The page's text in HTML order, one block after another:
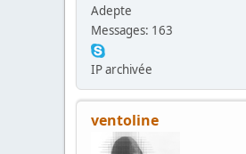
Adepte
Messages: 163
IP archivée
ventoline